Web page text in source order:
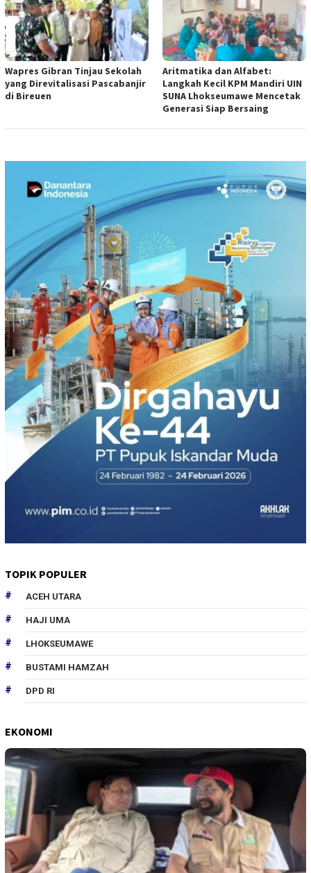
Wapres Gibran Tinjau Sekolah
yang Direvitalisasi Pascabanjir
di Bireuen
Aritmatika dan Alfabet:
Langkah Kecil KPM Mandiri UIN
SUNA Lhokseumawe Mencetak
Generasi Siap Bersaing
TOPIK POPULER
ACEH UTARA
HAJI UMA
LHOKSEUMAWE
BUSTAMI HAMZAH
DPD RI
EKONOMI